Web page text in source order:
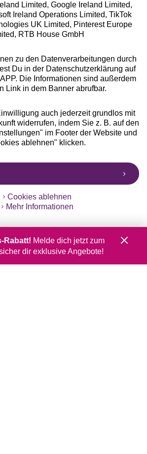
Versandkosten
zur Bonitätsprüfung
Limited, Google Ireland Limited,
Ireland Operations Limited, TikTok
UK Limited, Pinterest Europe
RTB House GmbH
zu den Datenverarbeitungen durch
Du in der Datenschutzerklärung auf
Die Informationen sind außerdem
Link in dem Banner abrufbar.
auch jederzeit grundlos mit
widerrufen, indem Sie z. B. auf den
im Footer der Website und
ablehnen" klicken.
Cookies ablehnen
Mehr Informationen
Rabatt! Melde dich jetzt zum
dir exklusive Angebote!